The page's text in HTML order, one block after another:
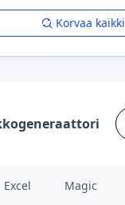
Korvaa kaikki
Excel Magic